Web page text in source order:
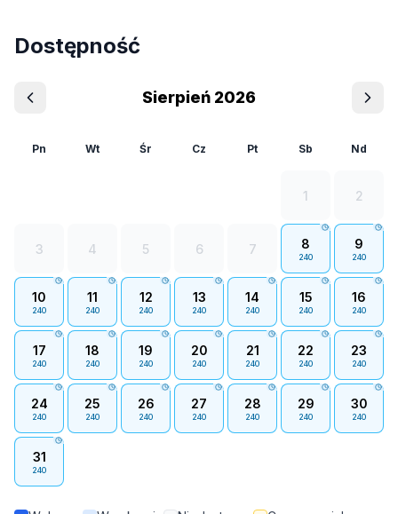
Dostępność
Sierpień 2026
Pn Wt Śr Cz Pt Sb Nd
1 2
3 4 5 6 7 8
240
9
240
10
240
11
240
12
240
13
240
14
240
15
240
16
240
17
240
18
240
19
240
20
240
21
240
22
240
23
240
24
240
25
240
26
240
27
240
28
240
29
240
30
240
31
240